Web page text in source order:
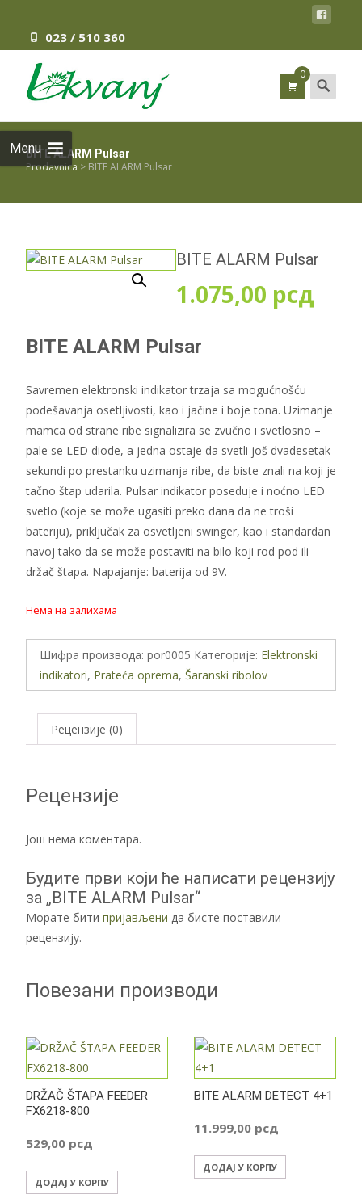
023 / 510 360
Menu
0 Search
for:
BITE ALARM Pulsar
Prodavnica > BITE ALARM Pulsar
BITE ALARM Pulsar
1.075,00 рсд
BITE ALARM Pulsar
Savremen elektronski indikator trzaja sa mogućnošću
podešavanja osetljivosti, kao i jačine i boje tona. Uzimanje
mamca od strane ribe signalizira se zvučno i svetlosno –
pale se LED diode, a jedna ostaje da svetli još dvadesetak
sekundi po prestanku uzimanja ribe, da biste znali na koji je
tačno štap udarila. Pulsar indikator poseduje i noćno LED
svetlo (koje se može ugasiti preko dana da ne troši
bateriju), priključak za osvetljeni swinger, kao i standardan
navoj tako da se može postaviti na bilo koji rod pod ili
držač štapa. Napajanje: baterija od 9V.
Нема на залихама
Шифра производа: por0005 Категорије: Elektronski
indikatori, Prateća oprema, Šaranski ribolov
Рецензије (0)
Рецензије
Још нема коментара.
Будите први који ће написати рецензију
за „BITE ALARM Pulsar“
Морате бити пријављени да бисте поставили
рецензију.
Повезани производи
DRŽAČ ŠTAPA FEEDER
FX6218-800
529,00 рсд
ДОДАЈ У КОРПУ
BITE ALARM DETECT 4+1
11.999,00 рсд
ДОДАЈ У КОРПУ